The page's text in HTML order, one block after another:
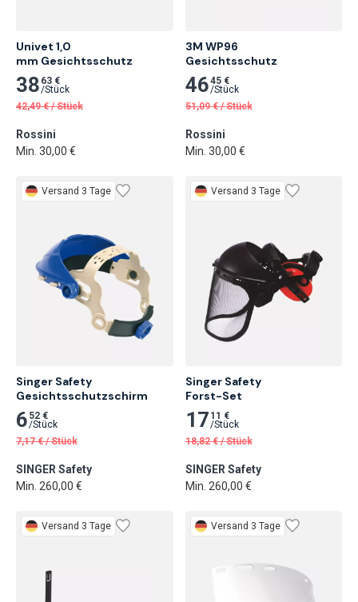
Univet 1,0
mm Gesichtsschutz
38 63 €
/Stück
42,49 € /Stück
Rossini
Min. 30,00 €
3M WP96
Gesichtsschutz
4645 €
/Stück
51,09 € /Stück
Rossini
Min. 30,00 €
Versand 3 Tage
Singer Safety
Gesichtsschutzschirm
6 52 €
/Stück
7,17 € /Stück
SINGER Safety
Min. 260,00 €
Versand 3 Tage
Singer Safety
Forst-Set
17 11 €
/Stück
18,82 € /Stück
SINGER Safety
Min. 260,00 €
Versand 3 Tage Versand 3 Tage